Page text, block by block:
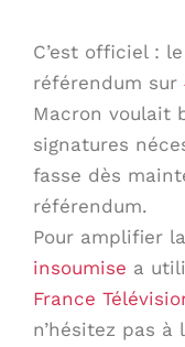
C’est officiel :
référendum sur
Macron voulait
signatures
fasse dès
référendum.
Pour amplifier
insoumise a
France
n’hésitez pas à